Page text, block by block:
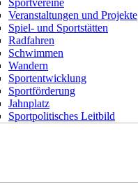
Sportvereine
Veranstaltungen und Projekte
Spiel- und Sportstätten
Radfahren
Schwimmen
Wandern
Sportentwicklung
Sportförderung
Jahnplatz
Sportpolitisches Leitbild